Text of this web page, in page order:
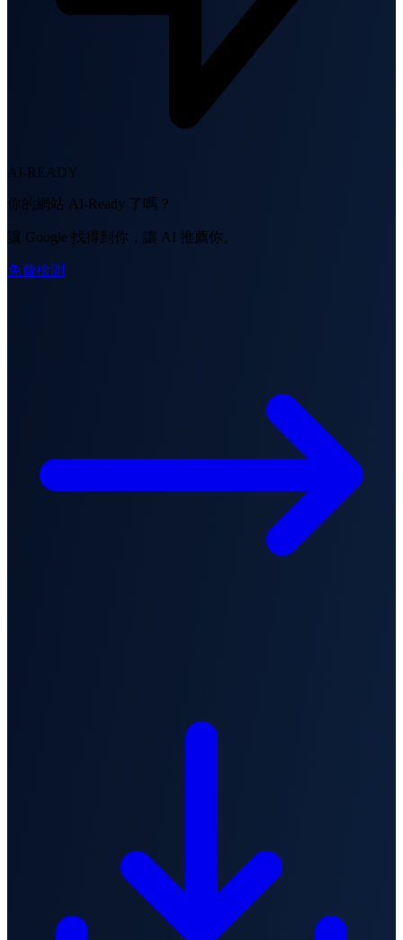
AI-READY
你的網站 AI-Ready 了嗎？
讓 Google 找得到你，讓 AI 推薦你。
免費檢測